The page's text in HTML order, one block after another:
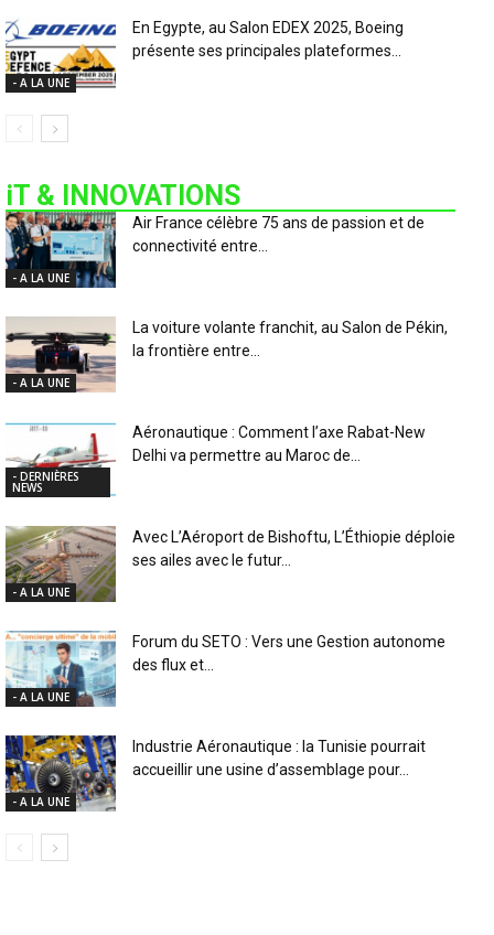
- A LA UNE
En Egypte, au Salon EDEX 2025, Boeing
présente ses principales plateformes...
iT & INNOVATIONS
- A LA UNE
Air France célèbre 75 ans de passion et de
connectivité entre...
- A LA UNE
La voiture volante franchit, au Salon de Pékin,
la frontière entre...
- DERNIÈRES
NEWS
Aéronautique : Comment l’axe Rabat-New
Delhi va permettre au Maroc de...
- A LA UNE
Avec L’Aéroport de Bishoftu, L’Éthiopie déploie
ses ailes avec le futur...
- A LA UNE
Forum du SETO : Vers une Gestion autonome
des flux et...
- A LA UNE
Industrie Aéronautique : la Tunisie pourrait
accueillir une usine d’assemblage pour...